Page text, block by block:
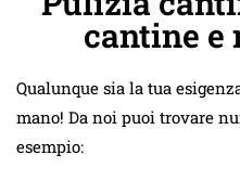
cantine e
Qualunque sia la tua
mano! Da noi puoi trovare
esempio: